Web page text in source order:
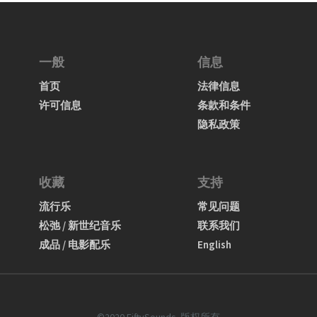
一般
首页
许可信息
信息
法律信息
条款和条件
隐私政策
收藏
流行乐
松弛 / 新世纪音乐
成品 / 电影配乐
支持
常见问题
联系我们
English